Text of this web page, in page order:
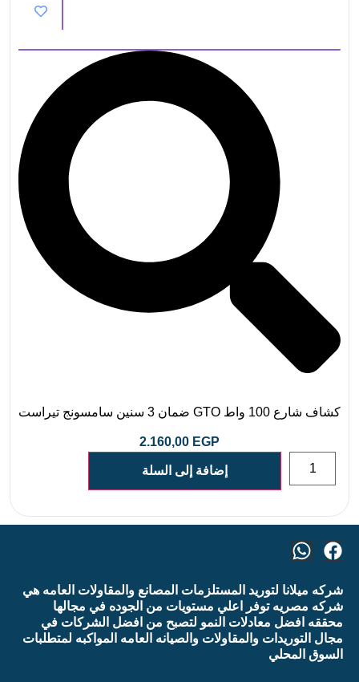
كشاف شارع 100 واط GTO ضمان 3 سنين سامسونج تيراست
2.160,00 EGP
إضافة إلى السلة
شركه ميلانا لتوريد المستلزمات المصانع والمقاولات العامه هي
شركه مصريه توفر اعلي مستويات من الجوده في مجالها
محققه افضل معادلات النمو لتصبح من افضل الشركات في
مجال التوريدات والمقاولات والصيانه العامه المواكبه لمتطلبات
السوق المحلي